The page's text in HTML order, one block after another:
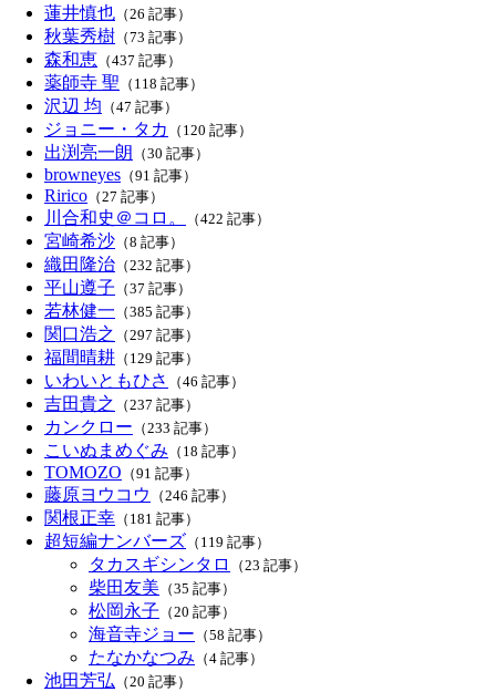
蓮井慎也 （26 記事）
秋葉秀樹 （73 記事）
森和恵 （437 記事）
薬師寺 聖 （118 記事）
沢辺 均 （47 記事）
ジョニー・タカ （120 記事）
出渕亮一朗 （30 記事）
browneyes （91 記事）
Ririco （27 記事）
川合和史＠コロ。 （422 記事）
宮崎希沙 （8 記事）
織田隆治 （232 記事）
平山遵子 （37 記事）
若林健一 （385 記事）
関口浩之 （297 記事）
福間晴耕 （129 記事）
いわいともひさ （46 記事）
吉田貴之 （237 記事）
カンクロー （233 記事）
こいぬまめぐみ （18 記事）
TOMOZO （91 記事）
藤原ヨウコウ （246 記事）
関根正幸 （181 記事）
超短編ナンバーズ （119 記事）
タカスギシンタロ （23 記事）
柴田友美 （35 記事）
松岡永子 （20 記事）
海音寺ジョー （58 記事）
たなかなつみ （4 記事）
池田芳弘 （20 記事）